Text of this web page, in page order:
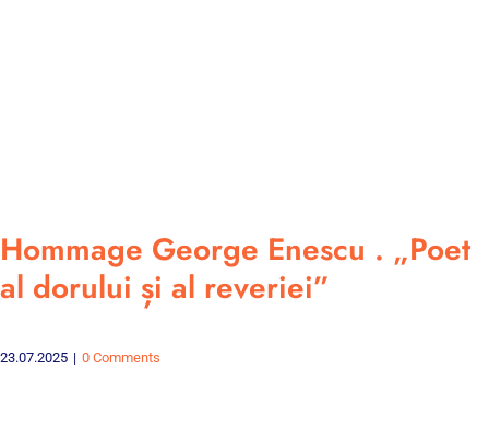
Hommage George Enescu . „Poet
al dorului și al reveriei”
23.07.2025 | 0 Comments